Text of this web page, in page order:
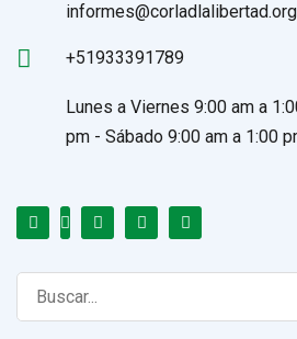
+51933391789
Lunes a Viernes 9:00 am a
pm - Sábado 9:00 am a 1:00
Search
for: